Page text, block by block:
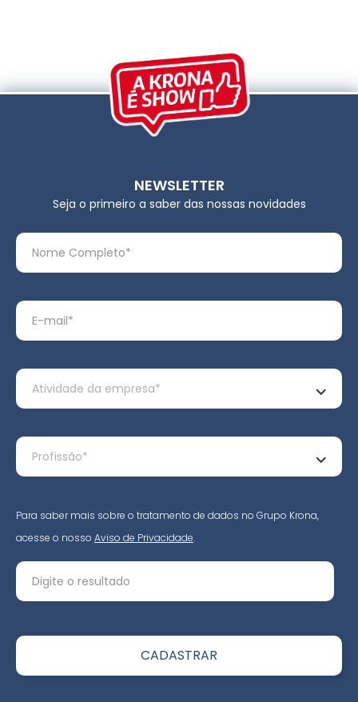
NEWSLETTER
Seja o primeiro a saber das nossas novidades
Para saber mais sobre o tratamento de dados no Grupo Krona,
acesse o nosso Aviso de Privacidade.